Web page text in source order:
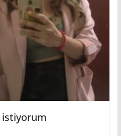
istiyorum